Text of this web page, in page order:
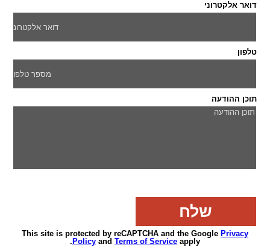
דואר אלקטרוני
טלפון
תוכן ההודעה
This site is protected by reCAPTCHA and the Google Privacy
Policy and Terms of Service apply.